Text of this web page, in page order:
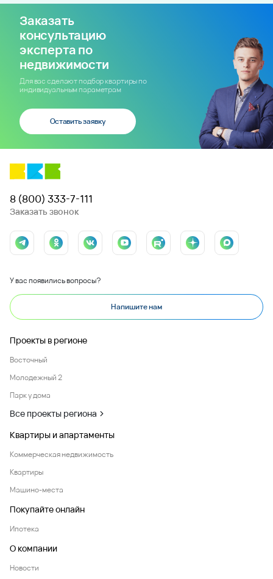
Заказать
консультацию
эксперта по
недвижимости
Для вас сделают подбор квартиры по
индивидуальным параметрам
Оставить заявку
8 (800) 333-7-111
Заказать звонок
У вас появились вопросы?
Напишите нам
Проекты в регионе
Восточный
Молодежный 2
Парк у дома
Все проекты региона
Квартиры и апартаменты
Коммерческая недвижимость
Квартиры
Машино-места
Покупайте онлайн
Ипотека
О компании
Новости